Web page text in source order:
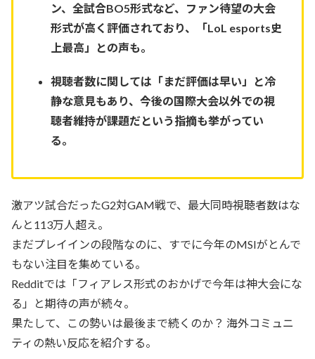
ン、全試合BO5形式など、ファン待望の大会
形式が高く評価されており、「LoL esports史
上最高」との声も。
視聴者数に関しては「まだ評価は早い」と冷
静な意見もあり、今後の国際大会以外での視
聴者維持が課題だという指摘も挙がってい
る。
激アツ試合だったG2対GAM戦で、最大同時視聴者数はな
んと113万人超え。
まだプレイインの段階なのに、すでに今年のMSIがとんで
もない注目を集めている。
Redditでは「フィアレス形式のおかげで今年は神大会にな
る」と期待の声が続々。
果たして、この勢いは最後まで続くのか？ 海外コミュニ
ティの熱い反応を紹介する。